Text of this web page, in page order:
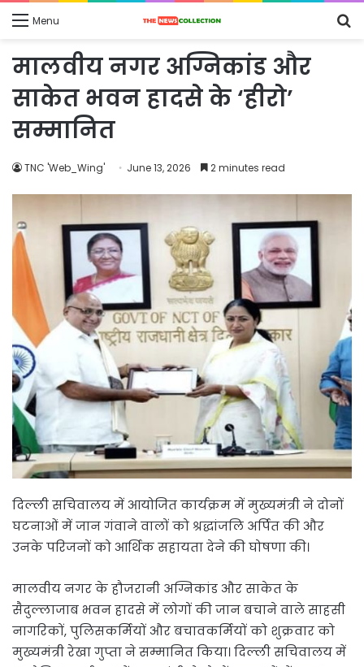
Menu
मालवीय नगर अग्निकांड और
साकेत भवन हादसे के ‘हीरो’
सम्मानित
TNC 'Web_Wing' June 13, 2026 2 minutes read
दिल्ली सचिवालय में आयोजित कार्यक्रम में मुख्यमंत्री ने दोनों
घटनाओं में जान गंवाने वालों को श्रद्धांजलि अर्पित की और
उनके परिजनों को आर्थिक सहायता देने की घोषणा की।
मालवीय नगर के हौजरानी अग्निकांड और साकेत के
सैदुल्लाजाब भवन हादसे में लोगों की जान बचाने वाले साहसी
नागरिकों, पुलिसकर्मियों और बचावकर्मियों को शुक्रवार को
मुख्यमंत्री रेखा गुप्ता ने सम्मानित किया। दिल्ली सचिवालय में